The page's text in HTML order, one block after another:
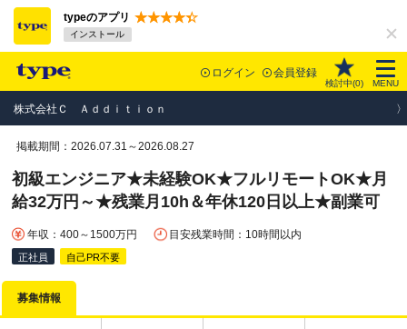
typeのアプリ
インストール
ログイン 会員登録
検討中(0) MENU
株式会社Ｃ Ａｄｄｉｔｉｏｎ
掲載期間：2026.07.31～2026.08.27
初級エンジニア★未経験OK★フルリモートOK★月
給32万円～★残業月10h＆年休120日以上★副業可
年収：400～1500万円 目安残業時間：10時間以内
正社員 自己PR不要
募集情報